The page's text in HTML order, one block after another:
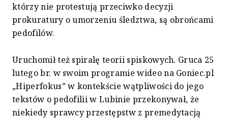
którzy nie protestują przeciwko decyzji
prokuratury o umorzeniu śledztwa, są obrońcami
pedofilów.
Uruchomił też spiralę teorii spiskowych. Gruca 25
lutego br. w swoim programie wideo na Goniec.pl
„Hiperfokus” w kontekście wątpliwości do jego
tekstów o pedofilii w Lubinie przekonywał, że
niekiedy sprawcy przestępstw z premedytacją